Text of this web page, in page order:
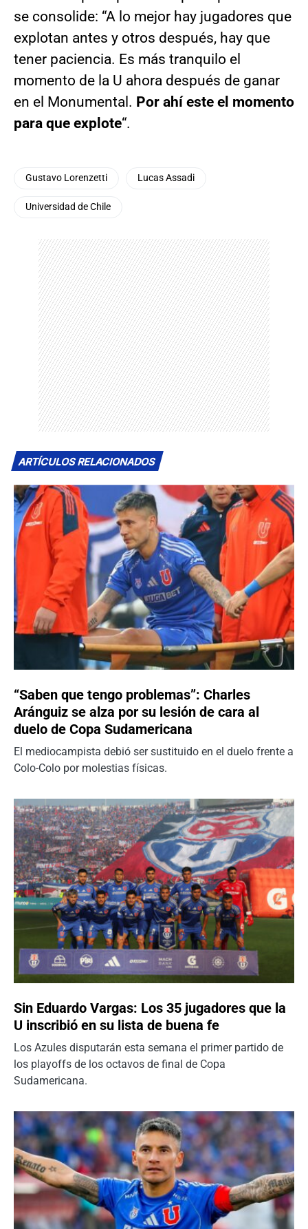
se consolide: “A lo mejor hay jugadores que
explotan antes y otros después, hay que
tener paciencia. Es más tranquilo el
momento de la U ahora después de ganar
en el Monumental. Por ahí este el momento
para que explote“.
Gustavo Lorenzetti Lucas Assadi
Universidad de Chile
ARTÍCULOS RELACIONADOS
“Saben que tengo problemas”: Charles
Aránguiz se alza por su lesión de cara al
duelo de Copa Sudamericana
El mediocampista debió ser sustituido en el duelo frente a
Colo-Colo por molestias físicas.
Sin Eduardo Vargas: Los 35 jugadores que la
U inscribió en su lista de buena fe
Los Azules disputarán esta semana el primer partido de
los playoffs de los octavos de final de Copa
Sudamericana.